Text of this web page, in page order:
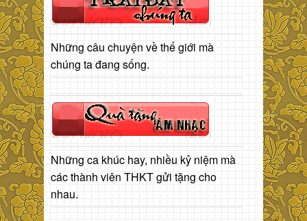
Những câu chuyện về thế giới mà
chúng ta đang sống.
Những ca khúc hay, nhiều kỷ niệm mà
các thành viên THKT gửi tặng cho
nhau.